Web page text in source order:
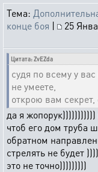
Тема:
конце боя |
25
Цитата: ZvEZda
судя по всему у
не умеете,
открою вам
да я
чтоб его дом труба
обратном
стрелять не будет
это не точно)))))))))